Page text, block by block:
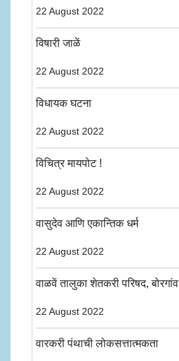
22 August 2022
विषारी जाळें
22 August 2022
विधायक घटना
22 August 2022
विचित्र मायपोट !
22 August 2022
वासुदेव आणि एकान्तिक धर्म
22 August 2022
वाळवें तालुका शेतकरी परिषद, बोरगांव
22 August 2022
वारकरी पंथाची लोकसत्तात्मकता